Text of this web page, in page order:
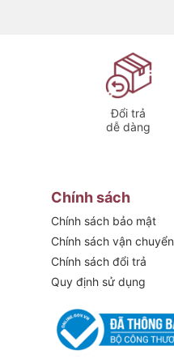
Đổi trả
dễ dàng
Chính sách
Chính sách bảo mật
Chính sách vận chuyển
Chính sách đổi trả
Quy định sử dụng